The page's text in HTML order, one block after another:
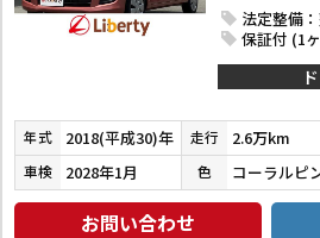
法定整備
保証付 (1
年式 2018(平成30)年 走行 2.6万km
車検 2028年1月 色
お問い合わせ